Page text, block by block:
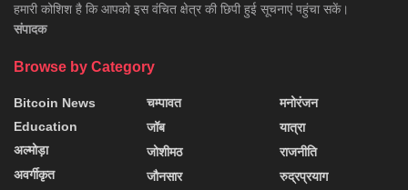
हमारी कोशिश है कि आपको इस वंचित क्षेत्र की छिपी हुई सूचनाएं पहुंचा सकें।
संपादक
Browse by Category
Bitcoin News
Education
अल्मोड़ा
अवर्गीकृत
चम्पावत
जॉब
जोशीमठ
जौनसार
मनोरंजन
यात्रा
राजनीति
रुद्रप्रयाग